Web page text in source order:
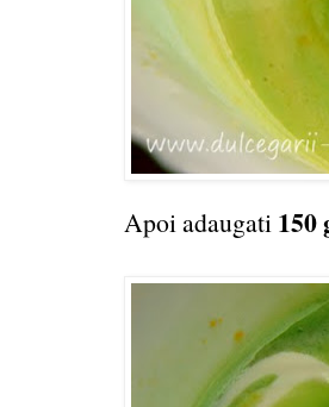
Apoi adaugati 150